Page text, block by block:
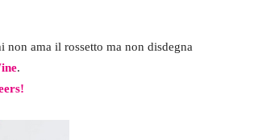
non ama il rossetto ma non disdegna
.